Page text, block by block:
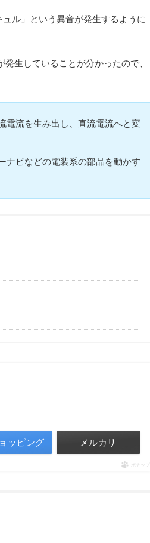
ル」という異音が発生するように
生していることが分かったので、
電流を生み出し、直流電流へと変
ナビなどの電装系の部品を動かす
ッピング メルカリ
ポチップ